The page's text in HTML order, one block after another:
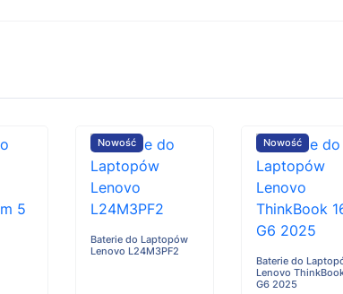
Nowość
Baterie do Laptopów
Lenovo L24M3PF2
Nowość
Baterie do
Lenovo
G6 2025